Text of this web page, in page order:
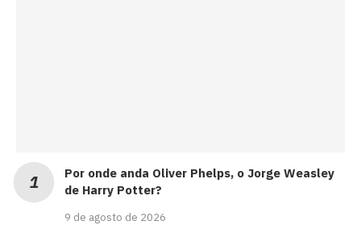
Por onde anda Oliver Phelps, o Jorge Weasley
de Harry Potter?
9 de agosto de 2026